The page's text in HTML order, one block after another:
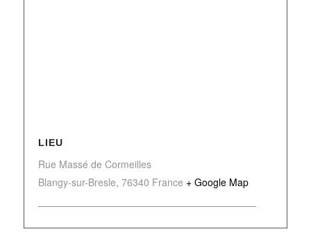
LIEU
Rue Massé de Cormeilles
Blangy-sur-Bresle, 76340 France + Google Map